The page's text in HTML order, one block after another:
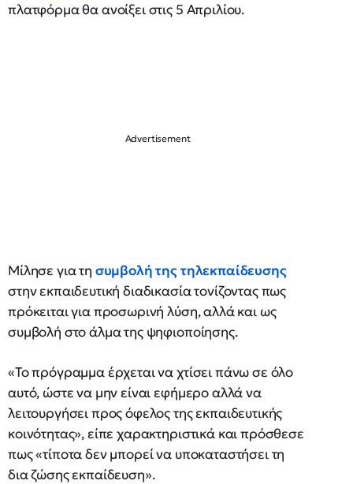
πλατφόρμα θα ανοίξει στις 5 Απριλίου.
Μίλησε για τη συμβολή τηςτηλεκπαίδευσης
στην εκπαιδευτική διαδικασία τονίζοντας πως
πρόκειται για προσωρινή λύση, αλλά και ως
συμβολή στο άλμα της ψηφιοποίησης.
«Το πρόγραμμα έρχεται να χτίσει πάνω σε όλο
αυτό, ώστε να μην είναι εφήμερο αλλά να
λειτουργήσει προς όφελος της εκπαιδευτικής
κοινότητας», είπε χαρακτηριστικά και πρόσθεσε
πως «τίποτα δεν μπορεί να υποκαταστήσει τη
δια ζώσης εκπαίδευση».